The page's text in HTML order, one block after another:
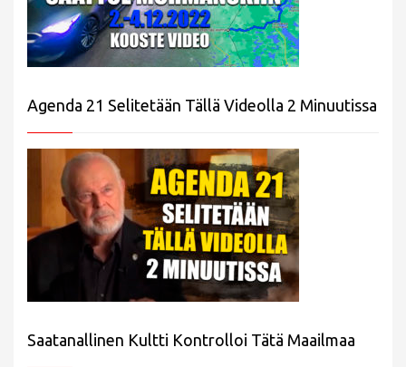
Agenda 21 Selitetään Tällä Videolla 2 Minuutissa
Saatanallinen Kultti Kontrolloi Tätä Maailmaa